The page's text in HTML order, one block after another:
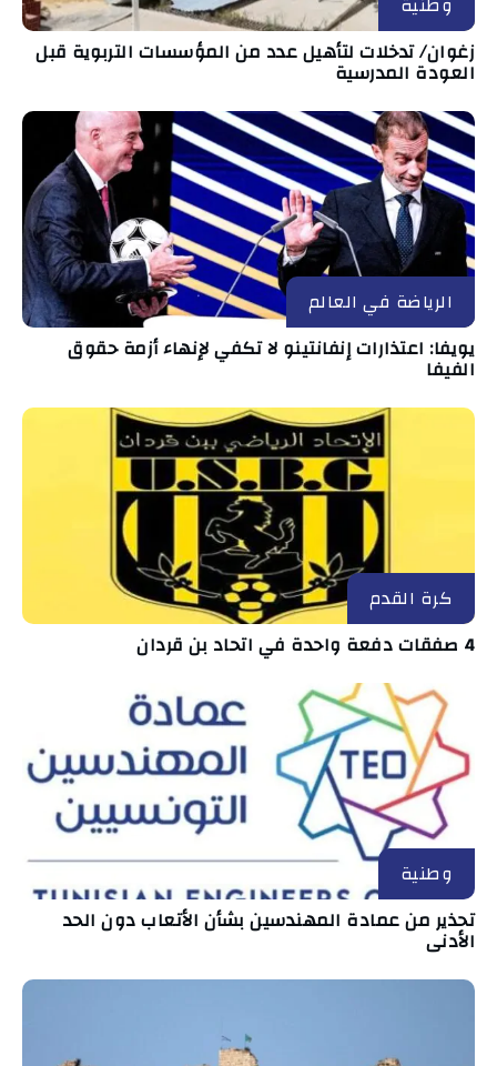
زغوان/ تدخلات لتأهيل عدد من المؤسسات التربوية قبل
العودة المدرسية
الرياضة في العالم
يويفا: اعتذارات إنفانتينو لا تكفي لإنهاء أزمة حقوق
الفيفا
كرة القدم
4 صفقات دفعة واحدة في اتحاد بن قردان
وطنية
تحذير من عمادة المهندسين بشأن الأتعاب دون الحد
الأدنى